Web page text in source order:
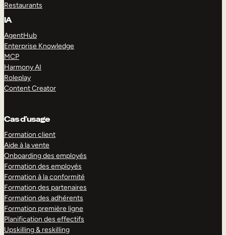
Restaurants
IA
AgentHub
Enterprise Knowledge
MCP
Harmony AI
Roleplay
Content Creator
Cas d’usage
Formation client
Aide à la vente
Onboarding des employés
Formation des employés
Formation à la conformité
Formation des partenaires
Formation des adhérents
Formation première ligne
Planification des effectifs
Upskilling & reskilling